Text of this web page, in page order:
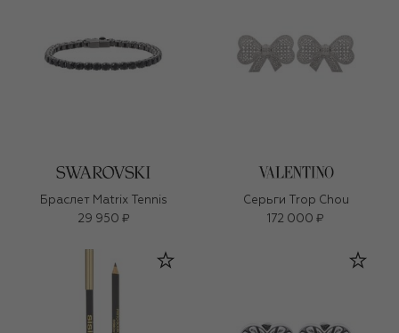
Браслет Matrix Tennis
29 950 ₽
Серьги Trop Chou
172 000 ₽